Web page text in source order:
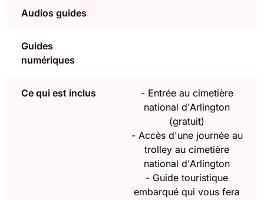
Audios guides
Guides
numériques
Ce qui est inclus - Entrée au cimetière
national d'Arlington
(gratuit)
- Accès d'une journée au
trolley au cimetière
national d'Arlington
- Guide touristique
embarqué qui vous fera